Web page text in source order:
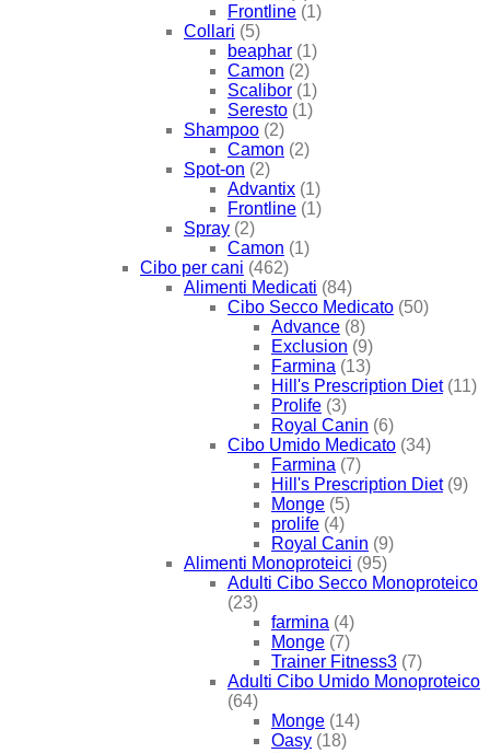
Frontline (1)
Collari (5)
beaphar (1)
Camon (2)
Scalibor (1)
Seresto (1)
Shampoo (2)
Camon (2)
Spot-on (2)
Advantix (1)
Frontline (1)
Spray (2)
Camon (1)
Cibo per cani (462)
Alimenti Medicati (84)
Cibo Secco Medicato (50)
Advance (8)
Exclusion (9)
Farmina (13)
Hill's Prescription Diet (11)
Prolife (3)
Royal Canin (6)
Cibo Umido Medicato (34)
Farmina (7)
Hill's Prescription Diet (9)
Monge (5)
prolife (4)
Royal Canin (9)
Alimenti Monoproteici (95)
Adulti Cibo Secco Monoproteico
(23)
farmina (4)
Monge (7)
Trainer Fitness3 (7)
Adulti Cibo Umido Monoproteico
(64)
Monge (14)
Oasy (18)